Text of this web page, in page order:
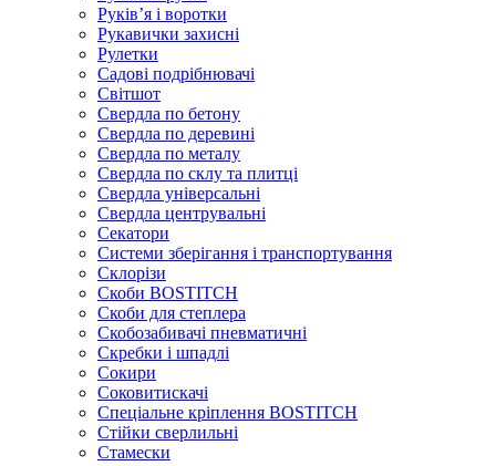
Руківʼя і воротки
Рукавички захисні
Рулетки
Садові подрібнювачі
Світшот
Свердла по бетону
Свердла по деревині
Свердла по металу
Свердла по склу та плитці
Свердла універсальні
Свердла центрувальні
Секатори
Системи зберігання і транспортування
Склорізи
Скоби BOSTITCH
Скоби для степлера
Скобозабивачі пневматичні
Скребки і шпадлі
Сокири
Соковитискачі
Спеціальне кріплення BOSTITCH
Стійки сверлильні
Стамески